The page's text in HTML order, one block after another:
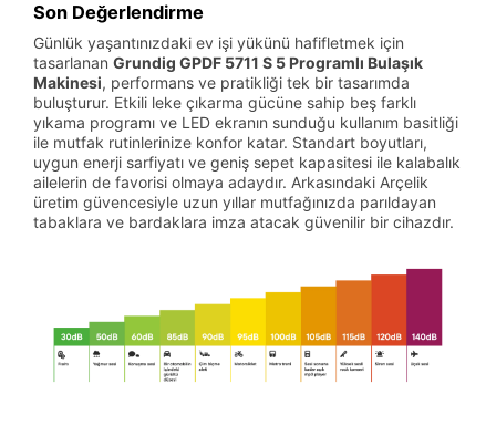
Son Değerlendirme
Günlük yaşantınızdaki ev işi yükünü hafifletmek için
tasarlanan Grundig GPDF 5711 S 5 Programlı Bulaşık
Makinesi, performans ve pratikliği tek bir tasarımda
buluşturur. Etkili leke çıkarma gücüne sahip beş farklı
yıkama programı ve LED ekranın sunduğu kullanım basitliği
ile mutfak rutinlerinize konfor katar. Standart boyutları,
uygun enerji sarfiyatı ve geniş sepet kapasitesi ile kalabalık
ailelerin de favorisi olmaya adaydır. Arkasındaki Arçelik
üretim güvencesiyle uzun yıllar mutfağınızda parıldayan
tabaklara ve bardaklara imza atacak güvenilir bir cihazdır.